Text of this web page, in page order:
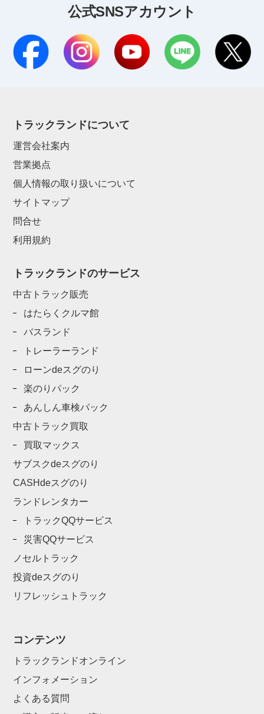
公式SNSアカウント
トラックランドについて
運営会社案内
営業拠点
個人情報の取り扱いについて
サイトマップ
問合せ
利用規約
トラックランドのサービス
中古トラック販売
はたらくクルマ館
バスランド
トレーラーランド
ローンdeスグのり
楽のりパック
あんしん車検パック
中古トラック買取
買取マックス
サブスクdeスグのり
CASHdeスグのり
ランドレンタカー
トラックQQサービス
災害QQサービス
ノセルトラック
投資deスグのり
リフレッシュトラック
コンテンツ
トラックランドオンライン
インフォメーション
よくある質問